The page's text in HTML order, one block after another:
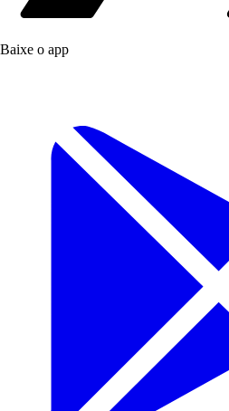
Baixe o app